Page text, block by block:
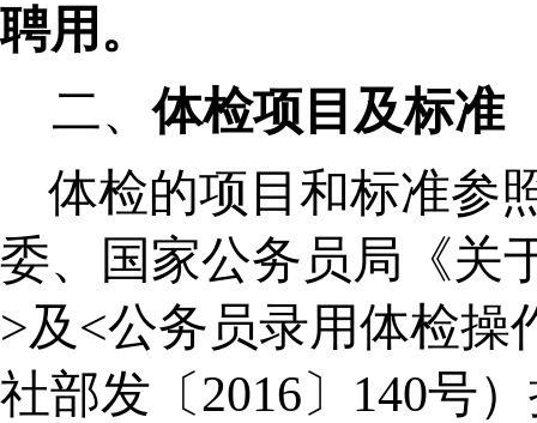
聘用 。
二、体检项目及标准
体检的项目和标准参
委、国家公务员局《关
>及<公务员录用体检操
社部发〔2016〕140号